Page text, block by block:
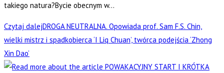
takiego natura?Bycie obecnym w…
Czytaj dalejDROGA NEUTRALNA. Opowiada prof. Sam F.S. Chin,
wielki mistrz i spadkobierca ‘I Liq Chuan’, twórca podejścia ‘Zhong
Xin Dao’